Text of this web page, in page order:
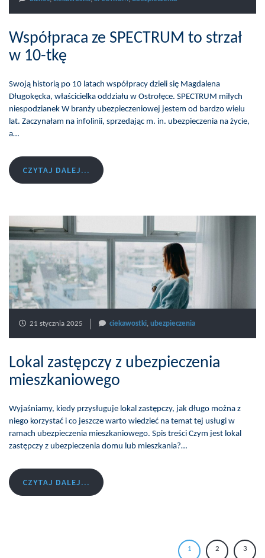
Współpraca ze SPECTRUM to strzał
w 10-tkę
Swoją historią po 10 latach współpracy dzieli się Magdalena
Długokęcka, właścicielka oddziału w Ostrołęce. SPECTRUM miłych
niespodzianek W branży ubezpieczeniowej jestem od bardzo wielu
lat. Zaczynałam na infolinii, sprzedając m. in. ubezpieczenia na życie,
a…
CZYTAJ DALEJ...
21 stycznia 2025 ciekawostki, ubezpieczenia
Lokal zastępczy z ubezpieczenia
mieszkaniowego
Wyjaśniamy, kiedy przysługuje lokal zastępczy, jak długo można z
niego korzystać i co jeszcze warto wiedzieć na temat tej usługi w
ramach ubezpieczenia mieszkaniowego. Spis treści Czym jest lokal
zastępczy z ubezpieczenia domu lub mieszkania?…
CZYTAJ DALEJ...
1 2 3